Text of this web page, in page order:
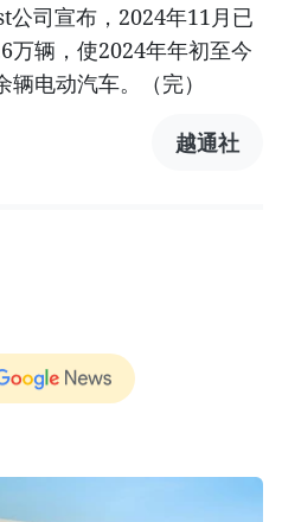
司宣布，2024年11月已
万辆，使2024年年初至今
电动汽车。（完）
越通社